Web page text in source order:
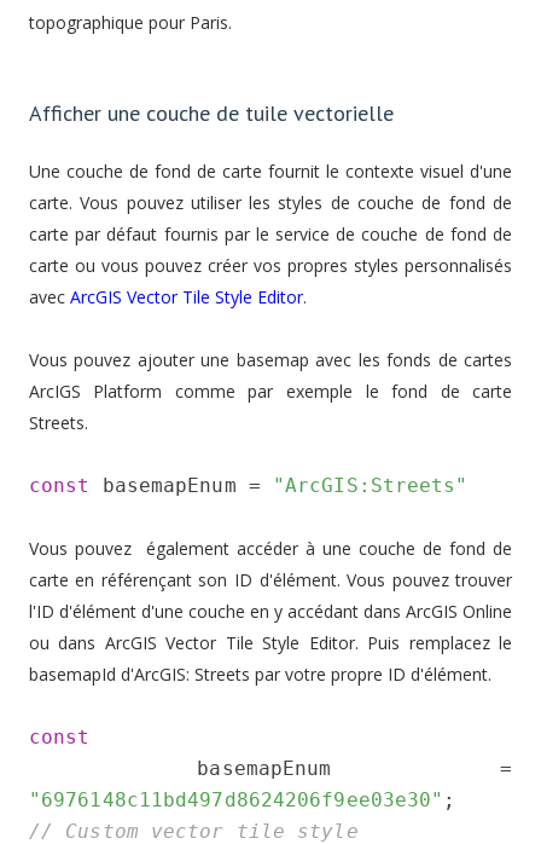
topographique pour Paris.
Afficher une couche de tuile vectorielle
Une couche de fond de carte fournit le contexte visuel d'une
carte. Vous pouvez utiliser les styles de couche de fond de
carte par défaut fournis par le service de couche de fond de
carte ou vous pouvez créer vos propres styles personnalisés
avec ArcGIS Vector Tile Style Editor.
Vous pouvez ajouter une basemap avec les fonds de cartes
ArcIGS Platform comme par exemple le fond de carte
Streets.
const basemapEnum = "ArcGIS:Streets"
Vous pouvez également accéder à une couche de fond de
carte en référençant son ID d'élément. Vous pouvez trouver
l'ID d'élément d'une couche en y accédant dans ArcGIS Online
ou dans ArcGIS Vector Tile Style Editor. Puis remplacez le
basemapId d'ArcGIS: Streets par votre propre ID d'élément.
const
basemapEnum =
"6976148c11bd497d8624206f9ee03e30" ;
// Custom vector tile style